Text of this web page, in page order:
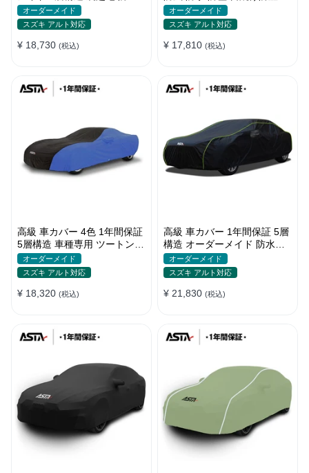
防雨 軽/普自動車 SUV対応 お
すすめ
オーダーメイド
スズキ アルト対応
¥ 18,730 (税込)
級 ボディカバー
オーダーメイド
スズキ アルト対応
¥ 17,810 (税込)
高級 車カバー 4色 1年間保証
5層構造 車種専用 ツートンカ
ラー オーダーメイド 防水 耐
久性
オーダーメイド
スズキ アルト対応
¥ 18,320 (税込)
高級 車カバー 1年間保証 5層
構造 オーダーメイド 防水防
塵 裏起毛 車種専用
オーダーメイド
スズキ アルト対応
¥ 21,830 (税込)